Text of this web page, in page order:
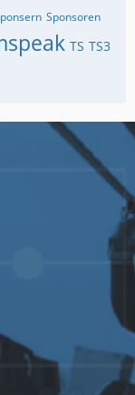
Sponsoren
TS TS3